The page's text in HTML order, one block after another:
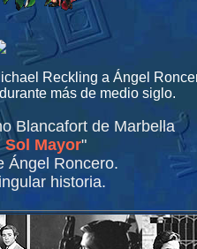
Reckling a Ángel
más de medio siglo.
Blancafort de Marbella
Sol Mayor"
Ángel Roncero.
historia.